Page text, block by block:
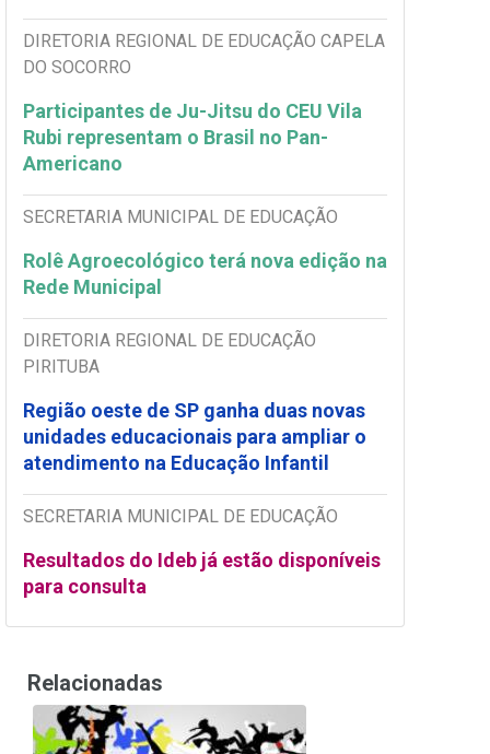
DIRETORIA REGIONAL DE EDUCAÇÃO CAPELA
DO SOCORRO
Participantes de Ju-Jitsu do CEU Vila
Rubi representam o Brasil no Pan-
Americano
SECRETARIA MUNICIPAL DE EDUCAÇÃO
Rolê Agroecológico terá nova edição na
Rede Municipal
DIRETORIA REGIONAL DE EDUCAÇÃO
PIRITUBA
Região oeste de SP ganha duas novas
unidades educacionais para ampliar o
atendimento na Educação Infantil
SECRETARIA MUNICIPAL DE EDUCAÇÃO
Resultados do Ideb já estão disponíveis
para consulta
Relacionadas